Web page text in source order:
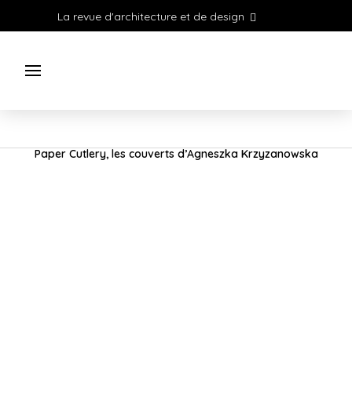
La revue d'architecture et de design
Paper Cutlery, les couverts d’Agneszka Krzyzanowska